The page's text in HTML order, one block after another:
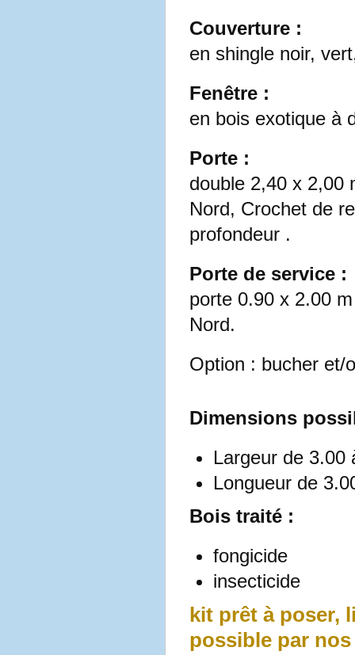
Couverture :
en shingle noir,
Fenêtre :
en bois exotique à
Porte :
double 2,40 x 2,00
Nord, Crochet de
profondeur .
Porte de service :
porte 0.90 x 2.00
Nord.
Option : bucher et/
Dimensions
Largeur de 3.00
Longueur de
Bois traité :
fongicide
insecticide
kit prêt à poser,
possible par